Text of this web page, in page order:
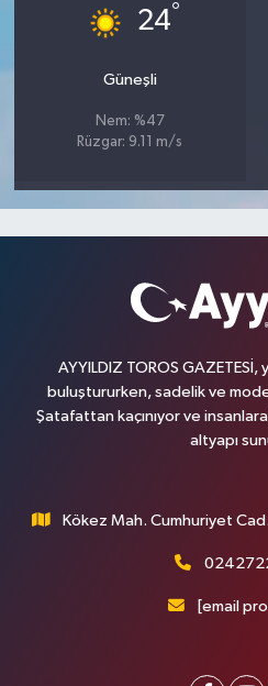
24°
Güneşli
Nem: %47
Rüzgar: 9.11 m/s
AYYILDIZ TOROS
buluştururken, sadelik ve
Şatafattan kaçınıyor ve
altyapı
Kökez Mah. Cumhuriyet
[email